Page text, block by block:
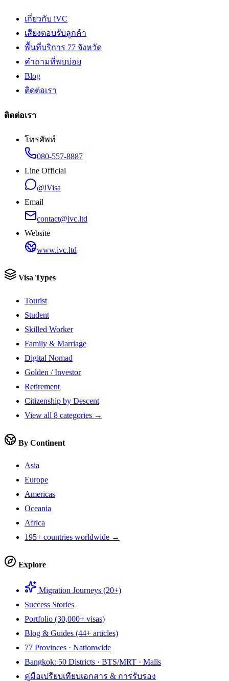
เกี่ยวกับ iVC
เสียงตอบรับลูกค้า
พื้นที่บริการ 77 จังหวัด
คำถามที่พบบ่อย
Blog
ติดต่อเรา
ติดต่อเรา
โทรศัพท์
080-557-8887
Line Official
@iVisa
Email
contact@ivc.ltd
Website
www.ivc.ltd
Visa Types
Tourist
Student
Skilled Worker
Family & Marriage
Digital Nomad
Golden / Investor
Retirement
Citizenship by Descent
View all 8 categories →
By Continent
Asia
Europe
Americas
Oceania
Africa
195+ countries worldwide →
Explore
Migration Journeys (20+)
Success Stories
Portfolio (30,000+ visas)
Blog & Guides (44+ articles)
77 Provinces · Nationwide
Bangkok: 50 Districts · BTS/MRT · Malls
คู่มือเปรียบเทียบเอกสาร & การรับรอง